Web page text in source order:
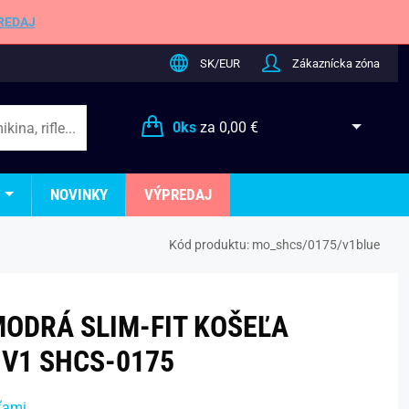
SK/EUR Zákaznícka zóna
0ksza 0,00 €
NOVINKY VÝPREDAJ
Kód produktu: mo_shcs/0175/v1blue
SLIM-FIT KOŠEĽA
V1 SHCS-0175